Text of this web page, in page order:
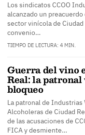
Los sindicatos CCOO
alcanzado un
sector vinícola de
convenio…
TIEMPO DE LECTURA: 4 MIN.
Guerra del vino
Real: la
bloqueo
La patronal de Industrias
Alcoholeras de Ciudad
de las acusaciones de
FICA y desmiente…